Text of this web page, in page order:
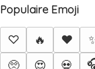
Populaire Emoji
♡ 🔥 ❤️
🥺
😍 💀